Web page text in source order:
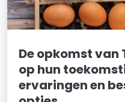
De opkomst van
op hun
ervaringen en